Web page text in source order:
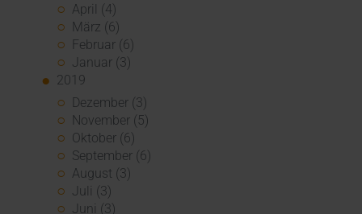
April (4)
März (6)
Februar (6)
Januar (3)
2019
Dezember (3)
November (5)
Oktober (6)
September (6)
August (3)
Juli (3)
Juni (3)